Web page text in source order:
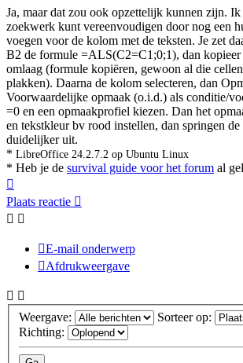
Ja, maar dat zou ook opzettelijk kunnen zijn. Ik
zoekwerk kunt vereenvoudigen door nog een
voegen voor de kolom met de teksten. Je zet
B2 de formule =ALS(C2=C1;0;1), dan
omlaag (formule kopiëren, gewoon al die
plakken). Daarna de kolom selecteren, dan
Voorwaardelijke opmaak (o.i.d.) als conditie/
=0 en een opmaakprofiel kiezen. Dan het
en tekstkleur bv rood instellen, dan springen de
duidelijker uit.
* LibreOffice 24.2.7.2 op Ubuntu Linux
* Heb je de survival guide voor het forum al
Plaats reactie
E-mail onderwerp
Afdrukweergave
Weergave:
Sorteer op:
Richting: